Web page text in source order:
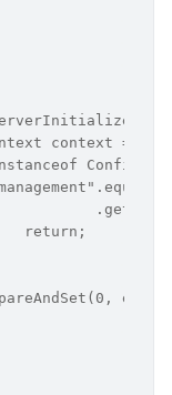
context =
				return;